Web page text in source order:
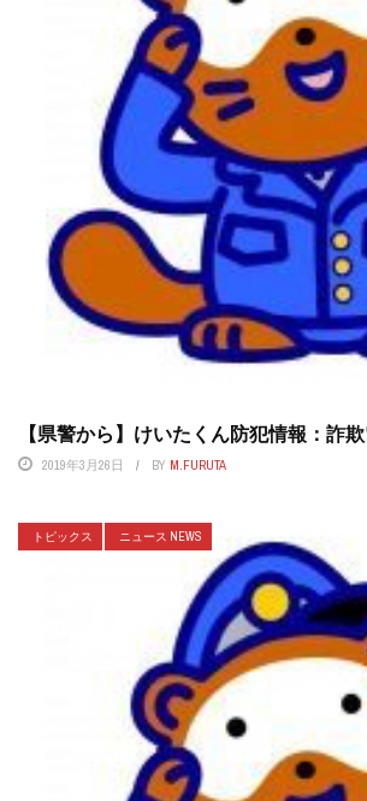
【県警から】けいたくん防犯情報：詐
2019年3月26日 BY M.FURUTA
トピックス ニュース NEWS